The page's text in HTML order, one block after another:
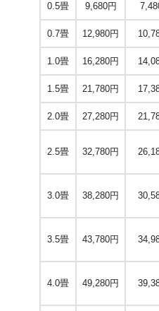
0.5畳 9,680円
0.7畳 12,980円
1.0畳 16,280円
1.5畳 21,780円
2.0畳 27,280円
2.5畳 32,780円
3.0畳 38,280円
3.5畳 43,780円
4.0畳 49,280円